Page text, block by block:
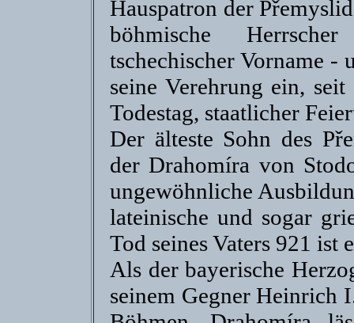
Hauspatron der
böhmische
tschechischer Vorname -
seine Verehrung ein,
Todestag, staatlicher
Der älteste Sohn des
der Drahomíra von
ungewöhnliche
lateinische und sogar
Tod seines Vaters 921 ist
Als der bayerische
seinem Gegner Heinrich